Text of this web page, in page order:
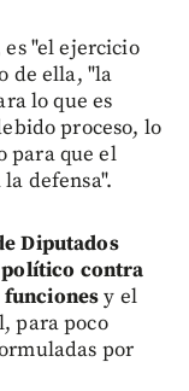
"el ejercicio
de ella, "la
lo que es
proceso, lo
para que el
defensa".
Diputados
contra
funcionesy el
para poco
por